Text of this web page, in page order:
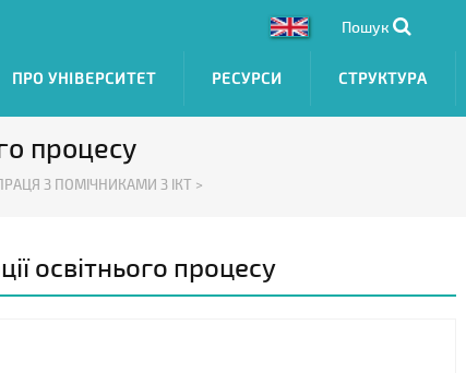
Пошук
ПРО УНІВЕРСИТЕТ РЕСУРСИ СТРУКТУРА
процесу
З ПОМІЧНИКАМИ З ІКТ >
освітнього процесу